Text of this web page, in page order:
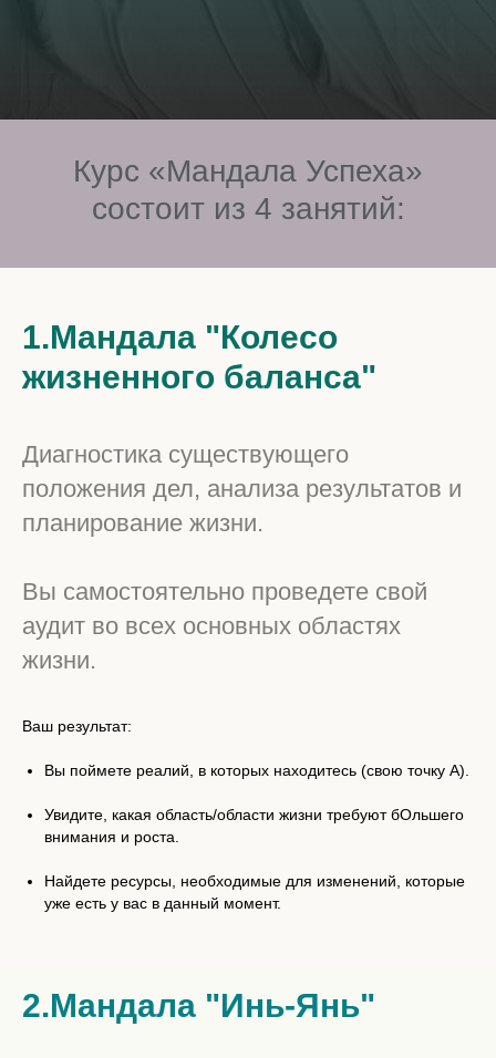
Курс «Мандала Успеха»
состоит из 4 занятий:
1.Мандала "Колесо
жизненного баланса"
Диагностика существующего
положения дел, анализа результатов и
планирование жизни.
Вы самостоятельно проведете свой
аудит во всех основных областях
жизни.
Ваш результат:
Вы поймете реалий, в которых находитесь (свою точку А).
Увидите, какая область/области жизни требуют бОльшего
внимания и роста.
Найдете ресурсы, необходимые для изменений, которые
уже есть у вас в данный момент.
2.Мандала "Инь-Янь"